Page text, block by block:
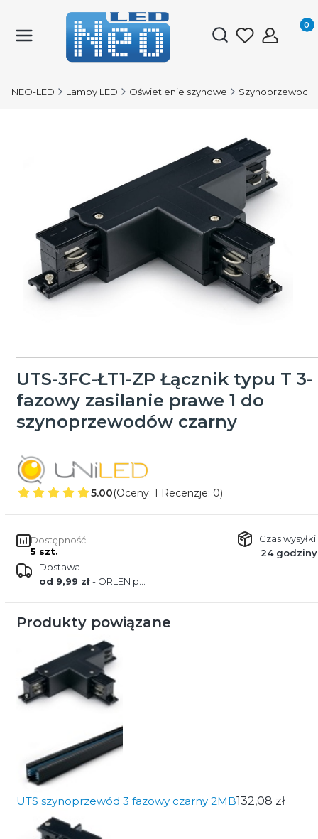
Otwórz
NEO-LED Lampy LED Oświetlenie szynowe Szynoprzewody
UTS-3FC-ŁT1-ZP Łącznik typu T 3-
fazowy zasilanie prawe 1 do
szynoprzewodów czarny
5.00(Oceny: 1 Recenzje: 0)
Dostępność:
5 szt.
Czas wysyłki:
24 godziny
Dostawa
od 9,99 zł- ORLEN paczka
Produkty powiązane
UTS szynoprzewód 3 fazowy czarny 2MB132,08 zł